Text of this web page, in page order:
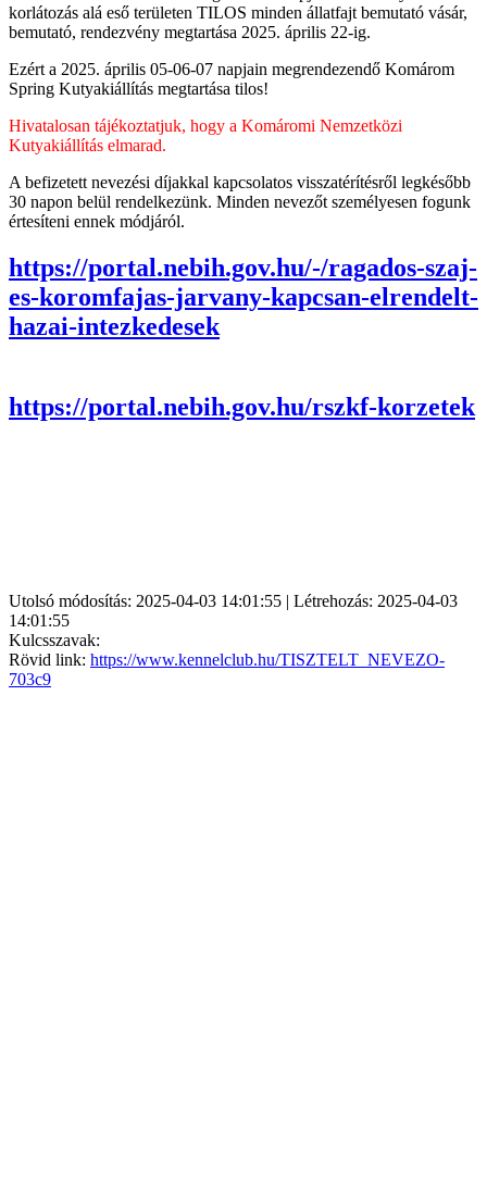
korlátozás alá eső területen TILOS minden állatfajt bemutató vásár,
bemutató, rendezvény megtartása 2025. április 22-ig.
Ezért a 2025. április 05-06-07 napjain megrendezendő Komárom
Spring Kutyakiállítás megtartása tilos!
Hivatalosan tájékoztatjuk, hogy a Komáromi Nemzetközi
Kutyakiállítás elmarad.
A befizetett nevezési díjakkal kapcsolatos visszatérítésről legkésőbb
30 napon belül rendelkezünk. Minden nevezőt személyesen fogunk
értesíteni ennek módjáról.
https://portal.nebih.gov.hu/-/ragados-szaj-
es-koromfajas-jarvany-kapcsan-elrendelt-
hazai-intezkedesek
https://portal.nebih.gov.hu/rszkf-korzetek
Utolsó módosítás: 2025-04-03 14:01:55 | Létrehozás: 2025-04-03
14:01:55
Kulcsszavak:
Rövid link: https://www.kennelclub.hu/TISZTELT_NEVEZO-
703c9